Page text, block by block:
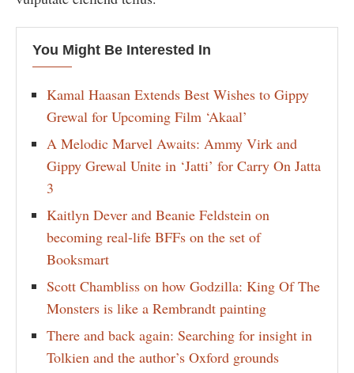
You Might Be Interested In
Kamal Haasan Extends Best Wishes to Gippy
Grewal for Upcoming Film ‘Akaal’
A Melodic Marvel Awaits: Ammy Virk and
Gippy Grewal Unite in ‘Jatti’ for Carry On Jatta
3
Kaitlyn Dever and Beanie Feldstein on
becoming real-life BFFs on the set of
Booksmart
Scott Chambliss on how Godzilla: King Of The
Monsters is like a Rembrandt painting
There and back again: Searching for insight in
Tolkien and the author’s Oxford grounds